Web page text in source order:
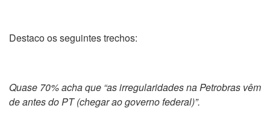
Destaco os seguintes trechos:
Quase 70% acha que “as irregularidades na Petrobras vêm
de antes do PT (chegar ao governo federal)”.